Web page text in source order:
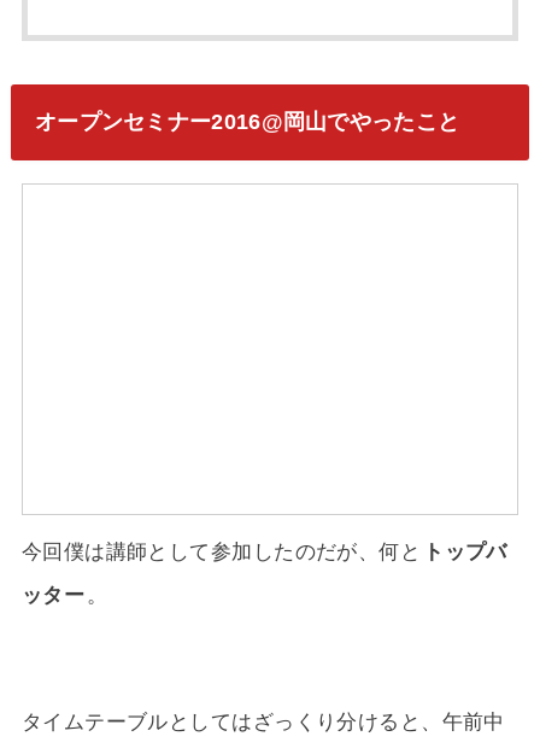
オープンセミナー2016@岡山でやったこと
今回僕は講師として参加したのだが、何と トップバ
ッター。
タイムテーブルとしてはざっくり分けると、午前中